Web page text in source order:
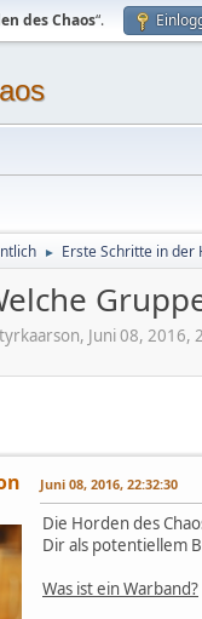
des Chaos“.
► Erste Schritte in der
Juni 08, 2016,
Juni 08, 2016, 22:32:30
Die Horden des
Dir als potentiellem
Was ist ein Warband?